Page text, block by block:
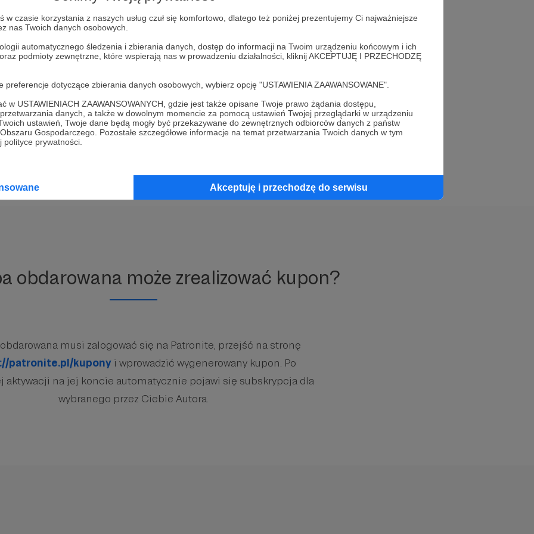
w czasie korzystania z naszych usług czuł się komfortowo, dlatego też poniżej prezentujemy Ci najważniejsze
nas Twoich danych osobowych.
automatycznego śledzenia i zbierania danych, dostęp do informacji na Twoim urządzeniu końcowym i ich
podmioty zewnętrzne, które wspierają nas w prowadzeniu działalności, kliknij AKCEPTUJĘ I PRZECHODZĘ
dotyczące zbierania danych osobowych, wybierz opcję "USTAWIENIA ZAAWANSOWANE".
w USTAWIENIACH ZAAWANSOWANYCH, gdzie jest także opisane Twoje prawo żądania dostępu,
danych, a także w dowolnym momencie za pomocą ustawień Twojej przeglądarki w urządzeniu
ustawień, Twoje dane będą mogły być przekazywane do zewnętrznych odbiorców danych z państw
Gospodarczego. Pozostałe szczegółowe informacje na temat przetwarzania Twoich danych w tym
prywatności.
Akceptuję i przechodzę do serwisu
Kup kupon podarunkowy
2 Opłać wsparcie za pomocą przelewu.
3 Prześlij wygenerowany kupon do swojego znajomego!
obdarowana może zrealizować kupon?
musi zalogować się na Patronite, przejść na stronę
patronite.pl/kupony i wprowadzić wygenerowany kupon. Po
aktywacji na jej koncie automatycznie pojawi się subskrypcja dla
wybranego przez Ciebie Autora.